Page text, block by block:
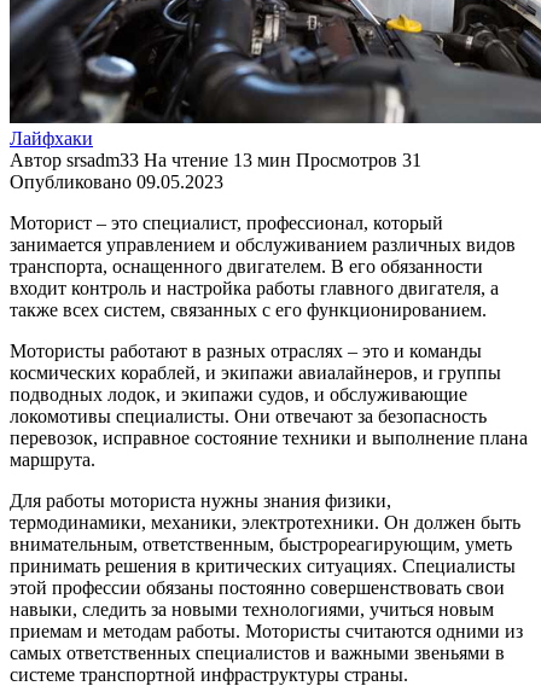
Лайфхаки
Автор srsadm33 На чтение 13 мин Просмотров 31
Опубликовано 09.05.2023
Моторист – это специалист, профессионал, который
занимается управлением и обслуживанием различных видов
транспорта, оснащенного двигателем. В его обязанности
входит контроль и настройка работы главного двигателя, а
также всех систем, связанных с его функционированием.
Мотористы работают в разных отраслях – это и команды
космических кораблей, и экипажи авиалайнеров, и группы
подводных лодок, и экипажи судов, и обслуживающие
локомотивы специалисты. Они отвечают за безопасность
перевозок, исправное состояние техники и выполнение плана
маршрута.
Для работы моториста нужны знания физики,
термодинамики, механики, электротехники. Он должен быть
внимательным, ответственным, быстрореагирующим, уметь
принимать решения в критических ситуациях. Специалисты
этой профессии обязаны постоянно совершенствовать свои
навыки, следить за новыми технологиями, учиться новым
приемам и методам работы. Мотористы считаются одними из
самых ответственных специалистов и важными звеньями в
системе транспортной инфраструктуры страны.